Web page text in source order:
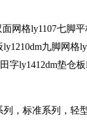
网格ly1107七脚平
九脚网格
字ly1412dm垫仓
，标准系列，轻